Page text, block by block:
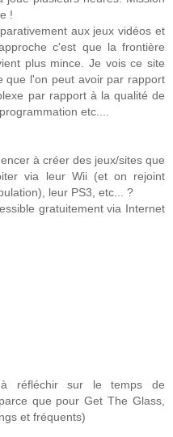
!
aux jeux vidéos et
c'est que la frontière
plus mince. Je vois ce site
que l'on peut avoir par rapport
par rapport à la qualité de
etc....
à créer des jeux/sites que
via leur Wii (et on rejoint
leur PS3, etc... ?
gratuitement via Internet
réfléchir sur le temps de
que pour Get The Glass,
et fréquents)